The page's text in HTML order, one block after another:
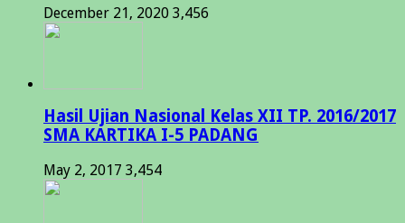
December 21, 2020 3,456
Hasil Ujian Nasional Kelas XII TP. 2016/2017
SMA KARTIKA I-5 PADANG
May 2, 2017 3,454